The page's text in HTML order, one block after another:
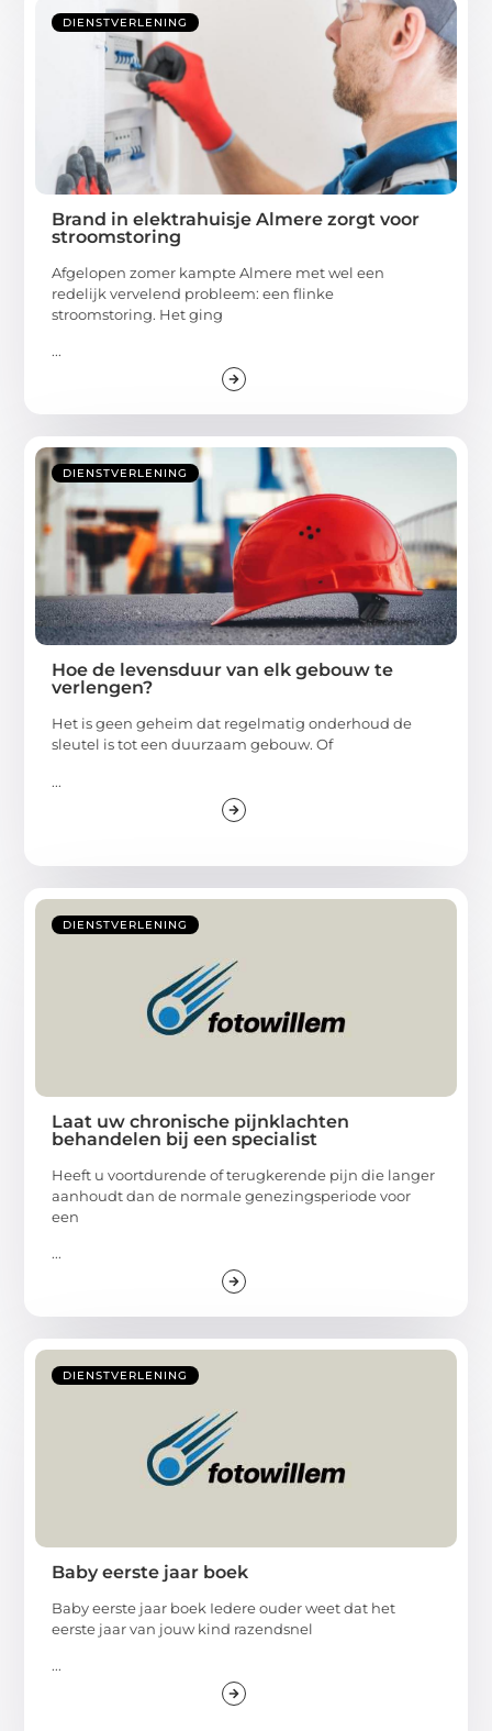
DIENSTVERLENING
Brand in elektrahuisje Almere zorgt voor
stroomstoring
Afgelopen zomer kampte Almere met wel een
redelijk vervelend probleem: een flinke
stroomstoring. Het ging
...
DIENSTVERLENING
Hoe de levensduur van elk gebouw te
verlengen?
Het is geen geheim dat regelmatig onderhoud de
sleutel is tot een duurzaam gebouw. Of
...
DIENSTVERLENING
Laat uw chronische pijnklachten
behandelen bij een specialist
Heeft u voortdurende of terugkerende pijn die langer
aanhoudt dan de normale genezingsperiode voor
een
...
DIENSTVERLENING
Baby eerste jaar boek
Baby eerste jaar boek Iedere ouder weet dat het
eerste jaar van jouw kind razendsnel
...